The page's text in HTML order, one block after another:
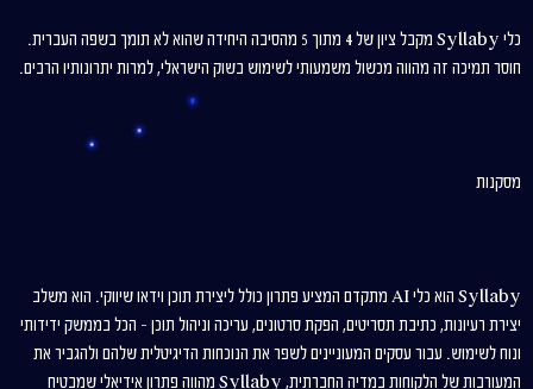
כלי Syllaby מקבל ציון של 4 מתוך 5 מהסיבה היחידה שהוא לא תומך בשפה העברית.
חוסר תמיכה זה מהווה מכשול משמעותי לשימוש בשוק הישראלי, למרות יתרונותיו הרבים.
מסקנות
Syllaby הוא כלי AI מתקדם המציע פתרון כולל ליצירת תוכן וידאו שיווקי. הוא משלב
יצירת רעיונות, כתיבת תסריטים, הפקת סרטונים, עריכה וניהול תוכן – הכל בממשק ידידותי
ונוח לשימוש. עבור עסקים המעוניינים לשפר את הנוכחות הדיגיטלית שלהם ולהגביר את
המעורבות של הלקוחות במדיה החברתית, Syllaby מהווה פתרון אידיאלי שמבטיח